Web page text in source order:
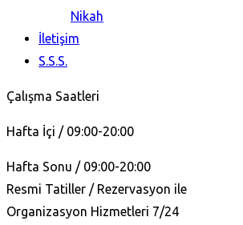
Nikah
İletişim
S.S.S.
Çalışma Saatleri
Hafta İçi / 09:00-20:00
Hafta Sonu / 09:00-20:00
Resmi Tatiller / Rezervasyon ile
Organizasyon Hizmetleri 7/24